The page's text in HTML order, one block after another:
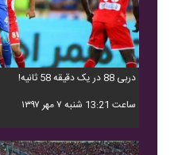
دربی 88 در یک دقیقه 58 ثانیه!
ساعت 13:21 شنبه ۷ مهر ۱۳۹۷